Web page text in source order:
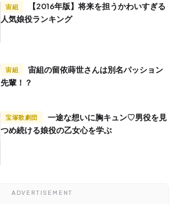
宙組
人気娘役ランキング
宙組
先輩！？
宝塚歌劇団
つめ続ける娘役の乙女心を学ぶ
ADVERTISEMENT